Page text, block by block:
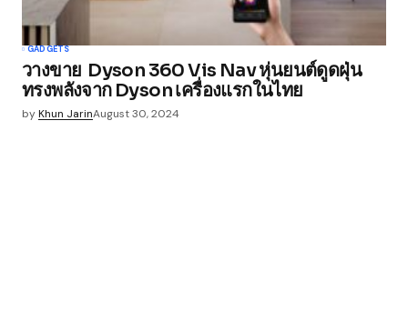
GADGETS
วางขาย Dyson 360 Vis Nav หุ่นยนต์ดูดฝุ่น
ทรงพลังจาก Dyson เครื่องแรกในไทย
byKhun JarinAugust 30, 2024